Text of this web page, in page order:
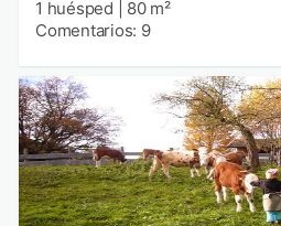
1 huésped
80 m²
Comentarios: 9